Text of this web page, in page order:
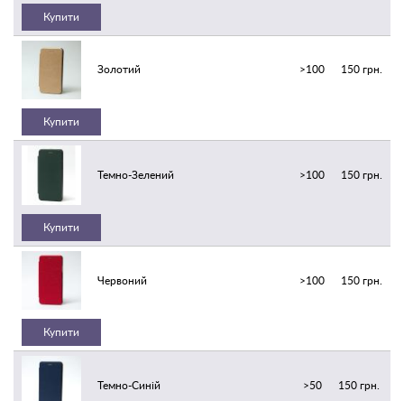
Купити
Золотий 150 грн.
>100
Купити
Темно-Зелений 150 грн.
>100
Купити
Червоний 150 грн.
>100
Купити
Темно-Синій 150 грн.
>50